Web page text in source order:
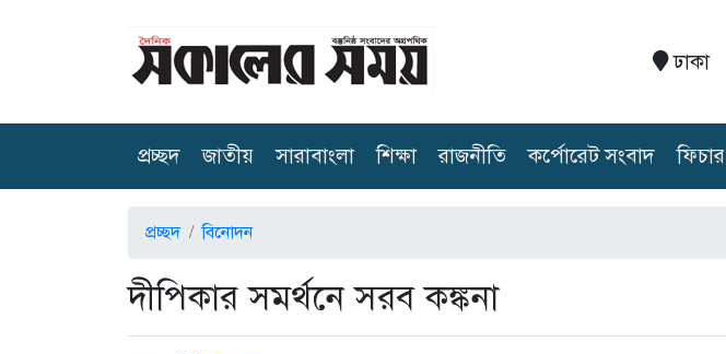
ঢাকা
প্রচ্ছদ(current)
জাতীয় সারাবাংলা শিক্ষা রাজনীতি কর্পোরেট সংবাদ ফিচার
প্রচ্ছদ বিনোদন
দীপিকার সমর্থনে সরব কঙ্কনা